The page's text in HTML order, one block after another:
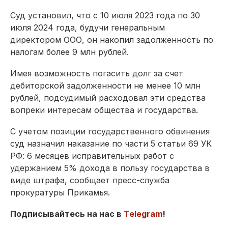
Суд установил, что с 10 июля 2023 года по 30
июля 2024 года, будучи генеральным
директором ООО, он накопил задолженность по
налогам более 9 млн рублей.
Имея возможность погасить долг за счет
дебиторской задолженности не менее 10 млн
рублей, подсудимый расходовал эти средства
вопреки интересам общества и государства.
С учетом позиции государственного обвинения
суд назначил наказание по части 5 статьи 69 УК
РФ: 6 месяцев исправительных работ с
удержанием 5% дохода в пользу государства в
виде штрафа, сообщает пресс-служба
прокуратуры Прикамья.
Подписывайтесь на нас в Telegram!